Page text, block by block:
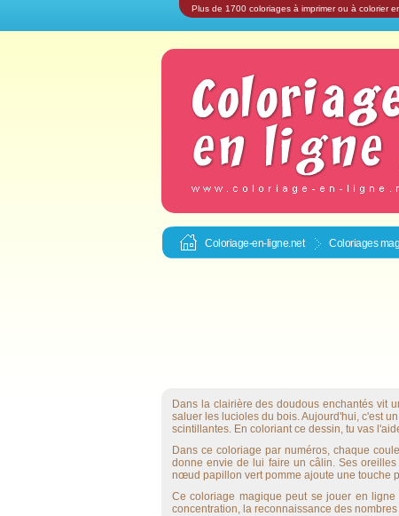
Plus de 1700 coloriages à imprimer ou à colorier
Coloriage-en-ligne.net Coloriages
Dans la clairière des doudous enchantés vit
saluer les lucioles du bois. Aujourd'hui, c'est
scintillantes. En coloriant ce dessin, tu vas
Dans ce coloriage par numéros, chaque
donne envie de lui faire un câlin. Ses
nœud papillon vert pomme ajoute une touche
Ce coloriage magique peut se jouer en
concentration, la reconnaissance des